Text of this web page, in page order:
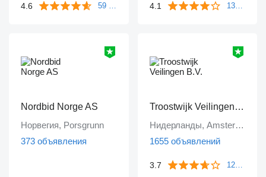
4.6 59 отзывов 4.1 133 отзыва
Nordbid Norge AS
Норвегия, Porsgrunn
373 объявления
Troostwijk Veilingen B.V.
Нидерланды, Amsterdam
1655 объявлений
3.7 1249 отзывов